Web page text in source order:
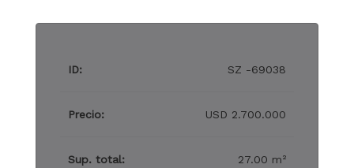
ID: SZ -69038
Precio: USD 2.700.000
Sup. total: 27.00 m²